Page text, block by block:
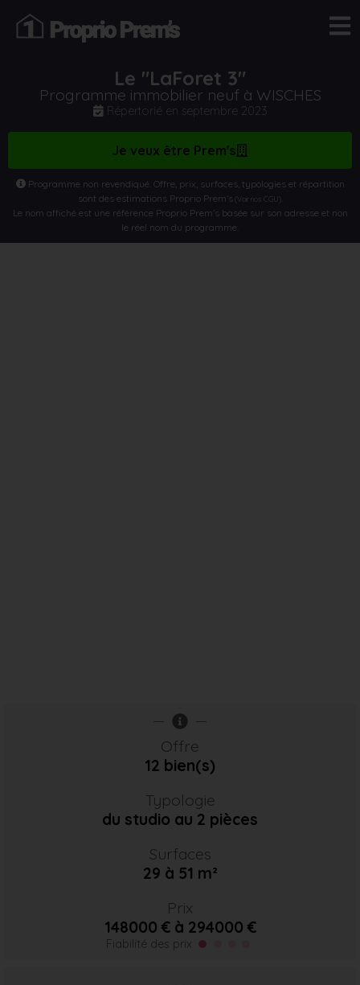
Le "LaForet 3"
Programme immobilier neuf à WISCHES
Répertorié en septembre 2023
Je veux être Prem's
Programme non revendiqué. Offre, prix, surfaces, typologies et répartition
sont des estimations Proprio Prem’s(Voir nos CGU)
Le nom affiché est une référence Proprio Prem’s basée sur son adresse et non
le réel nom du programme.
Offre
12 bien(s)
Typologie
du studio au 2 pièces
Surfaces
29 à 51 m²
Prix
148000 € à 294000 €
Fiabilité des prix